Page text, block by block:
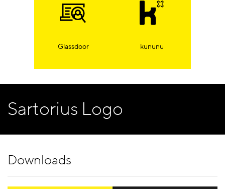
Glassdoor kununu
Sartorius Logo
Downloads